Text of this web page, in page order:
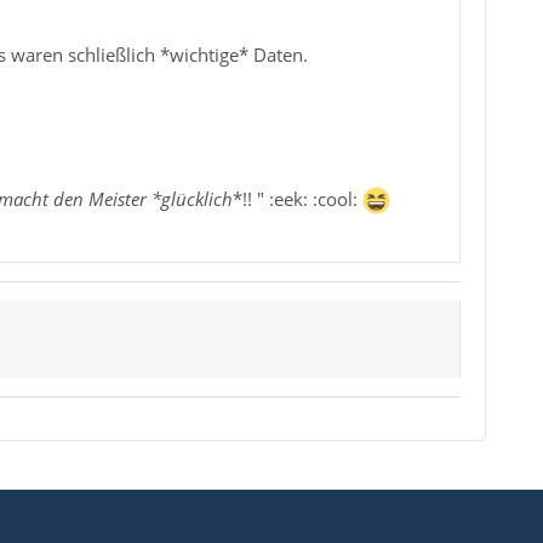
waren schließlich *wichtige* Daten.
den Meister *glücklich*!! " :eek: :cool: